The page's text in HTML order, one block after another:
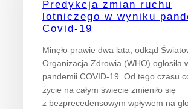
Predykcja zmian ruchu
lotniczego w wyniku
Covid-19
Minęło prawie dwa lata, odkąd
Organizacja Zdrowia (WHO) ogłosiła
pandemii COVID-19. Od tego czasu
życie na całym świecie zmieniło się
z bezprecedensowym wpływem na